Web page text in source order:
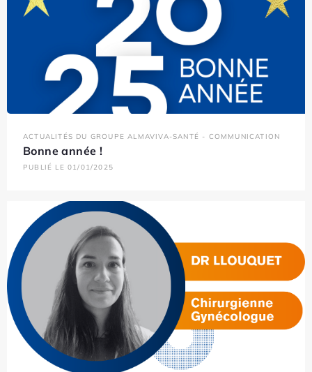
ACTUALITÉS DU GROUPE ALMAVIVA-SANTÉ - COMMUNICATION
Bonne année !
PUBLIÉ LE 01/01/2025